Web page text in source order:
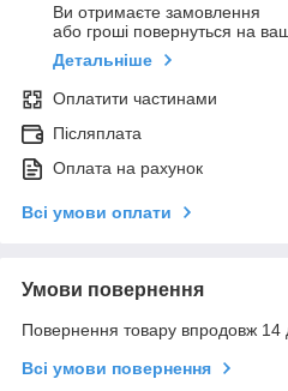
Ви отримаєте замовлення
або гроші повернуться на
Детальніше
Оплатити частинами
Післяплата
Оплата на рахунок
Всі умови оплати
Умови повернення
Повернення товару впродовж 14
Всі умови повернення